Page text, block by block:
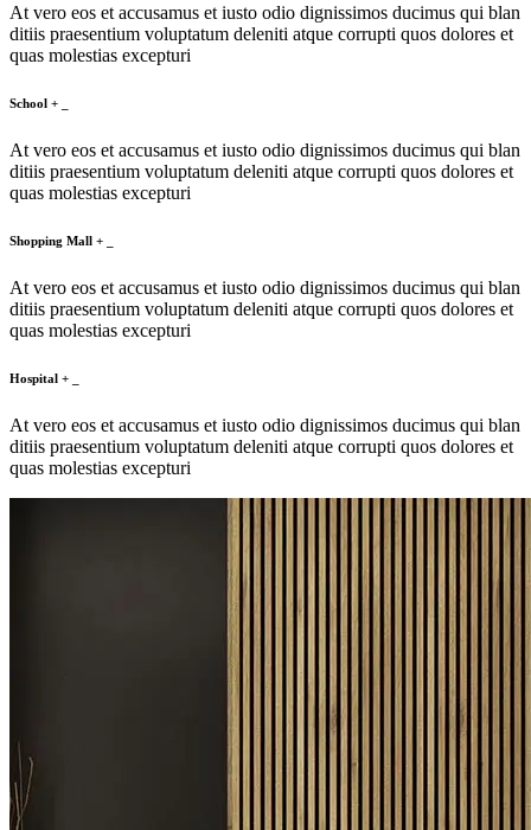
At vero eos et accusamus et iusto odio dignissimos ducimus qui blan
ditiis praesentium voluptatum deleniti atque corrupti quos dolores et
quas molestias excepturi
School +
At vero eos et accusamus et iusto odio dignissimos ducimus qui blan
ditiis praesentium voluptatum deleniti atque corrupti quos dolores et
quas molestias excepturi
Shopping Mall +
At vero eos et accusamus et iusto odio dignissimos ducimus qui blan
ditiis praesentium voluptatum deleniti atque corrupti quos dolores et
quas molestias excepturi
Hospital +
At vero eos et accusamus et iusto odio dignissimos ducimus qui blan
ditiis praesentium voluptatum deleniti atque corrupti quos dolores et
quas molestias excepturi